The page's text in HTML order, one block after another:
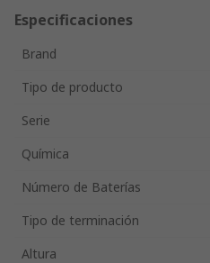
Especificaciones
Brand
Tipo de producto
Serie
Química
Número de Baterías
Tipo de terminación
Altura